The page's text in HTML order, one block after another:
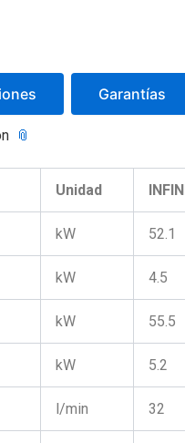
Garantías
📎
Unidad
kW 52.1
kW 4.5
kW 55.5
kW 5.2
l/min 32